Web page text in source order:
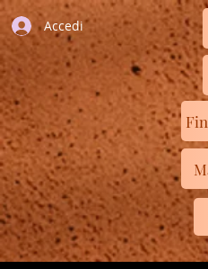
Accedi